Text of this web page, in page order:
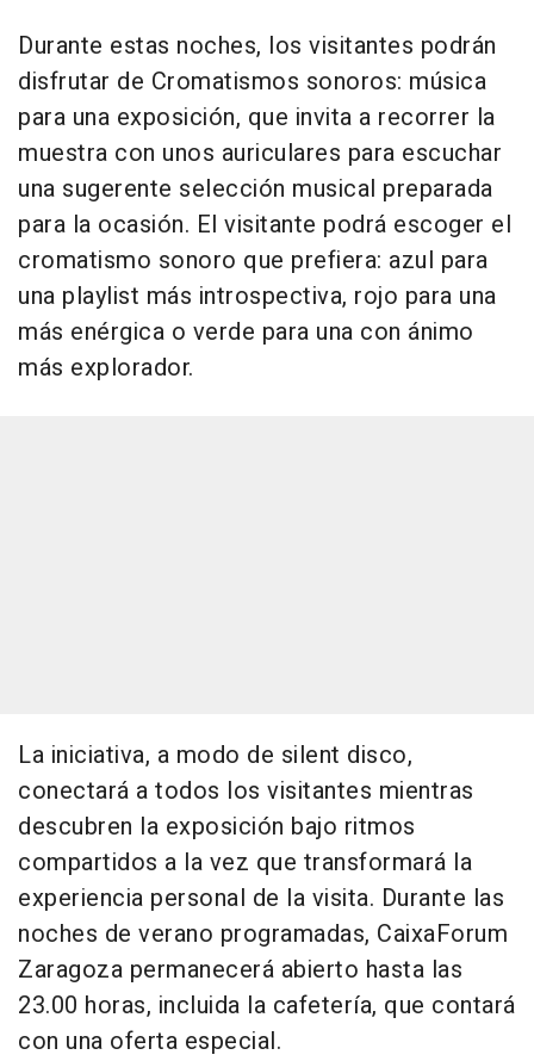
Durante estas noches, los visitantes podrán
disfrutar de Cromatismos sonoros: música
para una exposición, que invita a recorrer la
muestra con unos auriculares para escuchar
una sugerente selección musical preparada
para la ocasión. El visitante podrá escoger el
cromatismo sonoro que prefiera: azul para
una playlist más introspectiva, rojo para una
más enérgica o verde para una con ánimo
más explorador.
La iniciativa, a modo de silent disco,
conectará a todos los visitantes mientras
descubren la exposición bajo ritmos
compartidos a la vez que transformará la
experiencia personal de la visita. Durante las
noches de verano programadas, CaixaForum
Zaragoza permanecerá abierto hasta las
23.00 horas, incluida la cafetería, que contará
con una oferta especial.